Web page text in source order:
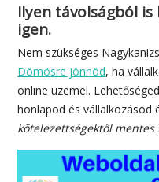
Ilyen távolságból is
igen.
Nem szükséges
Dömösre jönnöd, ha
online üzemel.
honlapod és vállalkozásod
kötelezettségektől mentes